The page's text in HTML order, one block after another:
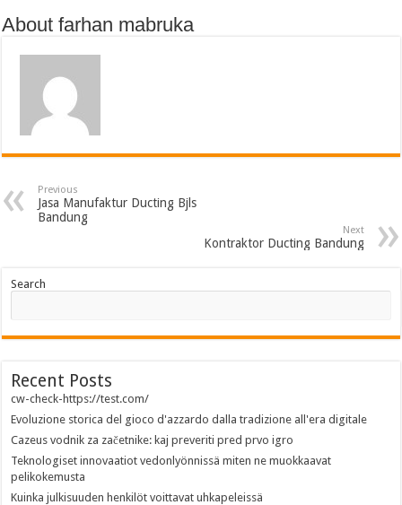
About farhan mabruka
Previous
Jasa Manufaktur Ducting Bjls
Bandung
Next
Kontraktor Ducting Bandung
Search
Recent Posts
cw-check-https://test.com/
Evoluzione storica del gioco d'azzardo dalla tradizione all'era digitale
Cazeus vodnik za začetnike: kaj preveriti pred prvo igro
Teknologiset innovaatiot vedonlyönnissä miten ne muokkaavat
pelikokemusta
Kuinka julkisuuden henkilöt voittavat uhkapeleissä